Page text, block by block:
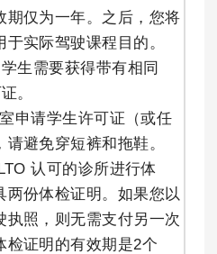
期仅为一年。之后，您将
实际驾驶课程目的。
生需要获得带有相同
。
申请学生许可证（或任
避免穿短裤和拖鞋。
认可的诊所进行体
两份体检证明。如果您以
执照，则无需支付另一次
检证明的有效期是2个